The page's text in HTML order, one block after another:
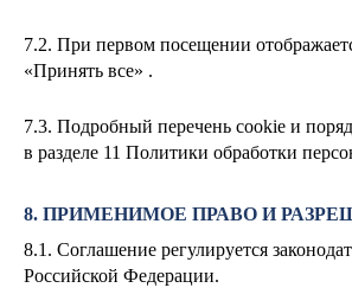
7.2. При первом посещении
«Принять все» .
7.3. Подробный перечень cookie и
в разделе 11 Политики обработки
8. ПРИМЕНИМОЕ ПРАВО И
8.1. Соглашение регулируется
Российской Федерации.